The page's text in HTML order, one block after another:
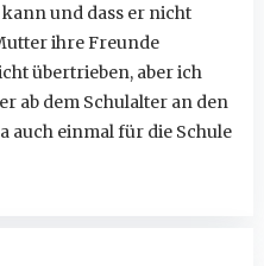
und dass er nicht
ihre Freunde
übertrieben, aber ich
ab dem Schulalter an den
auch einmal für die Schule